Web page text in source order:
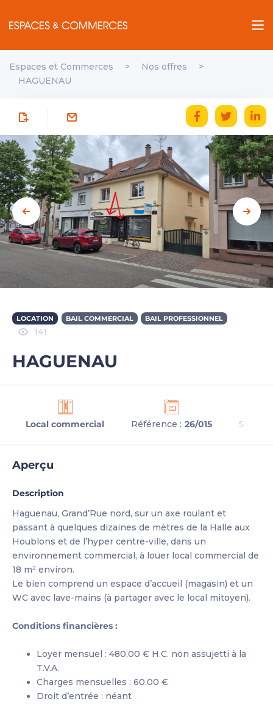
Espaces et Commerces > Nos offres
>
HAGUENAU
LOCATION BAIL COMMERCIAL BAIL PROFESSIONNEL
141
HAGUENAU
Local commercial Référence : 26/015 Surface
Aperçu
Description
Haguenau, Grand’Rue nord, sur un axe roulant et
passant à quelques dizaines de mètres de la Halle aux
Houblons et de l’hyper centre-ville, dans un
environnement commercial, à louer local commercial de
18 m² environ.
Le bien comprend un espace d’accueil (magasin) et un
WC avec lave-mains (à partager avec le local mitoyen).
Conditions financières :
Loyer mensuel : 480,00 € H.C. non assujetti à la
T.V.A.
Charges mensuelles : 60,00 €
Droit d’entrée : néant